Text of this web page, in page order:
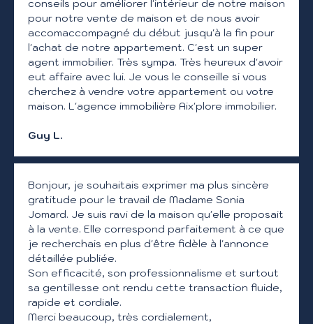
conseils pour améliorer l'intérieur de notre maison
pour notre vente de maison et de nous avoir
accomaccompagné du début jusqu'à la fin pour
l'achat de notre appartement. C'est un super
agent immobilier. Très sympa. Très heureux d'avoir
eut affaire avec lui. Je vous le conseille si vous
cherchez à vendre votre appartement ou votre
maison. L'agence immobilière Aix'plore immobilier.
Guy L.
Bonjour, je souhaitais exprimer ma plus sincère
gratitude pour le travail de Madame Sonia
Jomard. Je suis ravi de la maison qu'elle proposait
à la vente. Elle correspond parfaitement à ce que
je recherchais en plus d'être fidèle à l'annonce
détaillée publiée.
Son efficacité, son professionnalisme et surtout
sa gentillesse ont rendu cette transaction fluide,
rapide et cordiale.
Merci beaucoup, très cordialement,